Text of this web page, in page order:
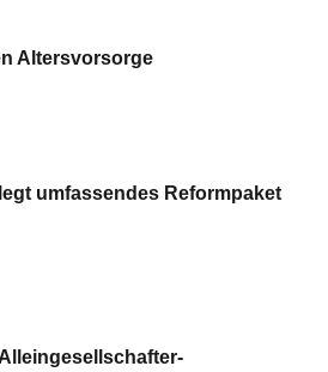
Altersvorsorge
umfassendes Reformpaket